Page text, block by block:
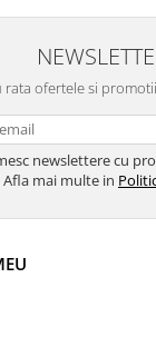
rata ofertele si
newslettere cu
mai multe in